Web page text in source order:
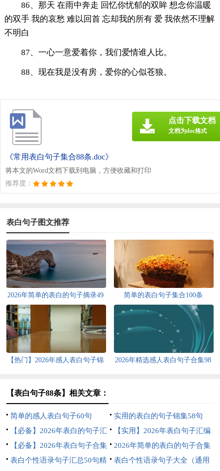
86、那天 在雨中奔走 回忆你忧郁的双眸 想念你温暖
的双手 我的哀愁 难以回首 忘却我的所有 爱 我依然不理解
不明白
87、一心一意爱着你，我们爱情谁人比。
88、现在我是没有房，爱你的心似苍狼。
《常用表白句子集合88条.doc》
将本文的Word文档下载到电脑，方便收藏和打印
推荐度：
点击下载文档
文档为doc格式
表白句子图文推荐
2026年简单的表白的句子摘录49
句
简单的表白句子集合100条
【热门】2026年感人表白句子锦
2026年精选感人表白句子合集98
【表白句子88条】相关文章：
简单的感人表白句子60句
实用的表白的句子锦集58句
【必备】2026年表白的句子汇
总79句
【实用】2026年表白句子汇编
30句
【必备】2026年表白句子合集
83句
2026年简单的表白的句子合集
75条
表白个性语录句子汇总50句精 表白个性语录句子大全（通用